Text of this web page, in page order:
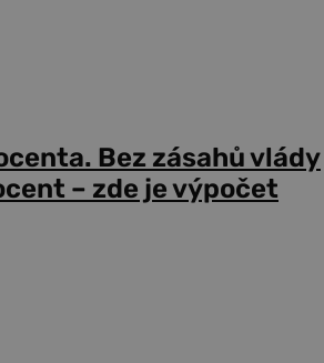
Bez zásahů vlády
– zde je výpočet